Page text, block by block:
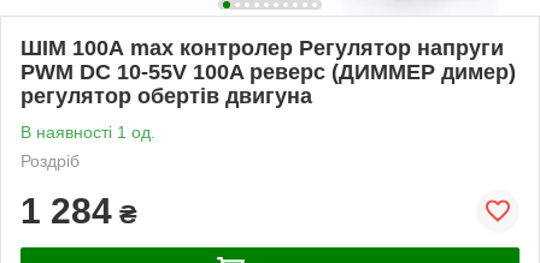
ШІМ 100А max контролер Регулятор напруги
PWM DC 10-55V 100A реверс (ДИММЕР димер)
регулятор обертів двигуна
В наявності 1 од.
Роздріб
1 284 ₴